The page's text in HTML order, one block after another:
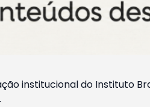
institucional do Instituto